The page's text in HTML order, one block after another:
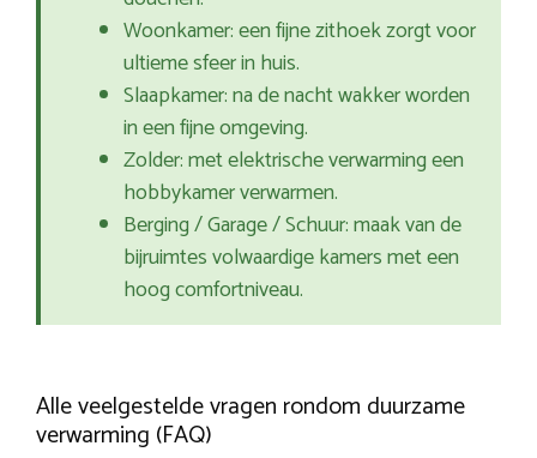
Woonkamer: een fijne zithoek zorgt voor
ultieme sfeer in huis.
Slaapkamer: na de nacht wakker worden
in een fijne omgeving.
Zolder: met elektrische verwarming een
hobbykamer verwarmen.
Berging / Garage / Schuur: maak van de
bijruimtes volwaardige kamers met een
hoog comfortniveau.
Alle veelgestelde vragen rondom duurzame
verwarming (FAQ)